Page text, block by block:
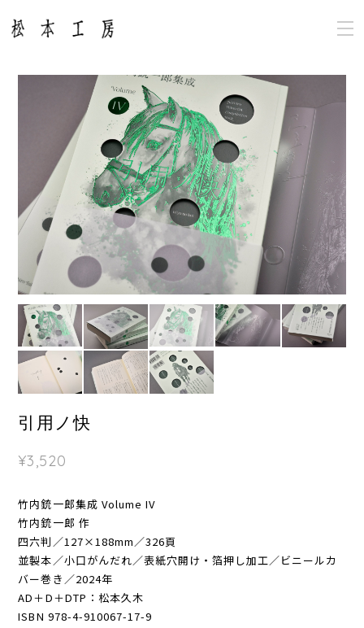
引用ノ快
¥3,520
竹内銃一郎集成 Volume IV
竹内銃一郎 作
四六判／127×188mm／326頁
並製本／小口がんだれ／表紙穴開け・箔押し加工／ビニールカ
バー巻き／2024年
AD＋D＋DTP：松本久木
ISBN 978-4-910067-17-9